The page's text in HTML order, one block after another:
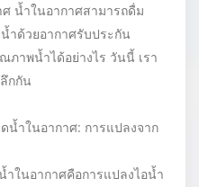
น้ำในอากาศสามารถดื่ม
น้ำด้วยอากาศรับประกัน
าพน้ำได้อย่างไร วันนี้ เรา
กกัน
น้ำในอากาศ: การแปลงจาก
ในอากาศคือการแปลงไอน้ำ